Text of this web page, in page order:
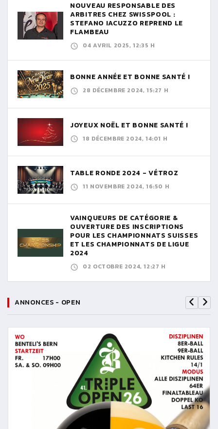
NOUVEAU RESPONSABLE DES
ARBITRES CHEZ SWISSPOOL :
STEFANO IACUZZO REPREND LE
FLAMBEAU
04 AVRIL 2025, 12:35 H
BONNE ANNÉE ET BONNE SANTÉ !
28 DÉCEMBRE 2024, 15:27 H
JOYEUX NOËL ET BONNE SANTÉ !
18 DÉCEMBRE 2024, 14:01 H
TABLE RONDE 2024 - VÉTROZ
11 NOVEMBRE 2024, 16:50 H
VAINQUEURS DE CATÉGORIE &
OUVERTURE DES INSCRIPTIONS
POUR LES CHAMPIONNATS SUISSES
ET LES CHAMPIONNATS DE LIGUE
2024
02 OCTOBRE 2024, 12:27 H
ANNONCES - OPEN